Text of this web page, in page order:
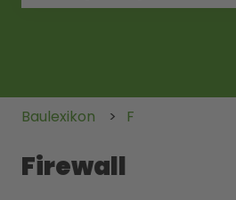
Baulexikon F
Firewall